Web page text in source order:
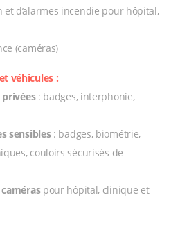
et d’alarmes incendie pour hôpital,
(caméras)
véhicules :
privées: badges, interphonie,
sensibles: badges, biométrie,
couloirs sécurisés de
pour hôpital, clinique et